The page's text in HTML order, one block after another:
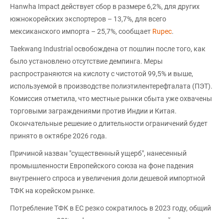
Hanwha Impact действует сбор в размере 6,2%, для других
южнокорейских экспортеров – 13,7%, для всего
мексиканского импорта – 25,7%, сообщает Rupec.
Taekwang Industrial освобождена от пошлин после того, как
было установлено отсутствие демпинга. Меры
распространяются на кислоту с чистотой 99,5% и выше,
используемой в производстве полиэтилентерефталата (ПЭТ).
Комиссия отметила, что местные рынки сбыта уже охвачены
торговыми заграждениями против Индии и Китая.
Окончательные решение о длительности ограничений будет
принято в октябре 2026 года.
Причиной назван "существенный ущерб", нанесенный
промышленности Европейского союза на фоне падения
внутреннего спроса и увеличения доли дешевой импортной
ТФК на корейском рынке.
Потребление ТФК в ЕС резко сократилось в 2023 году, общий